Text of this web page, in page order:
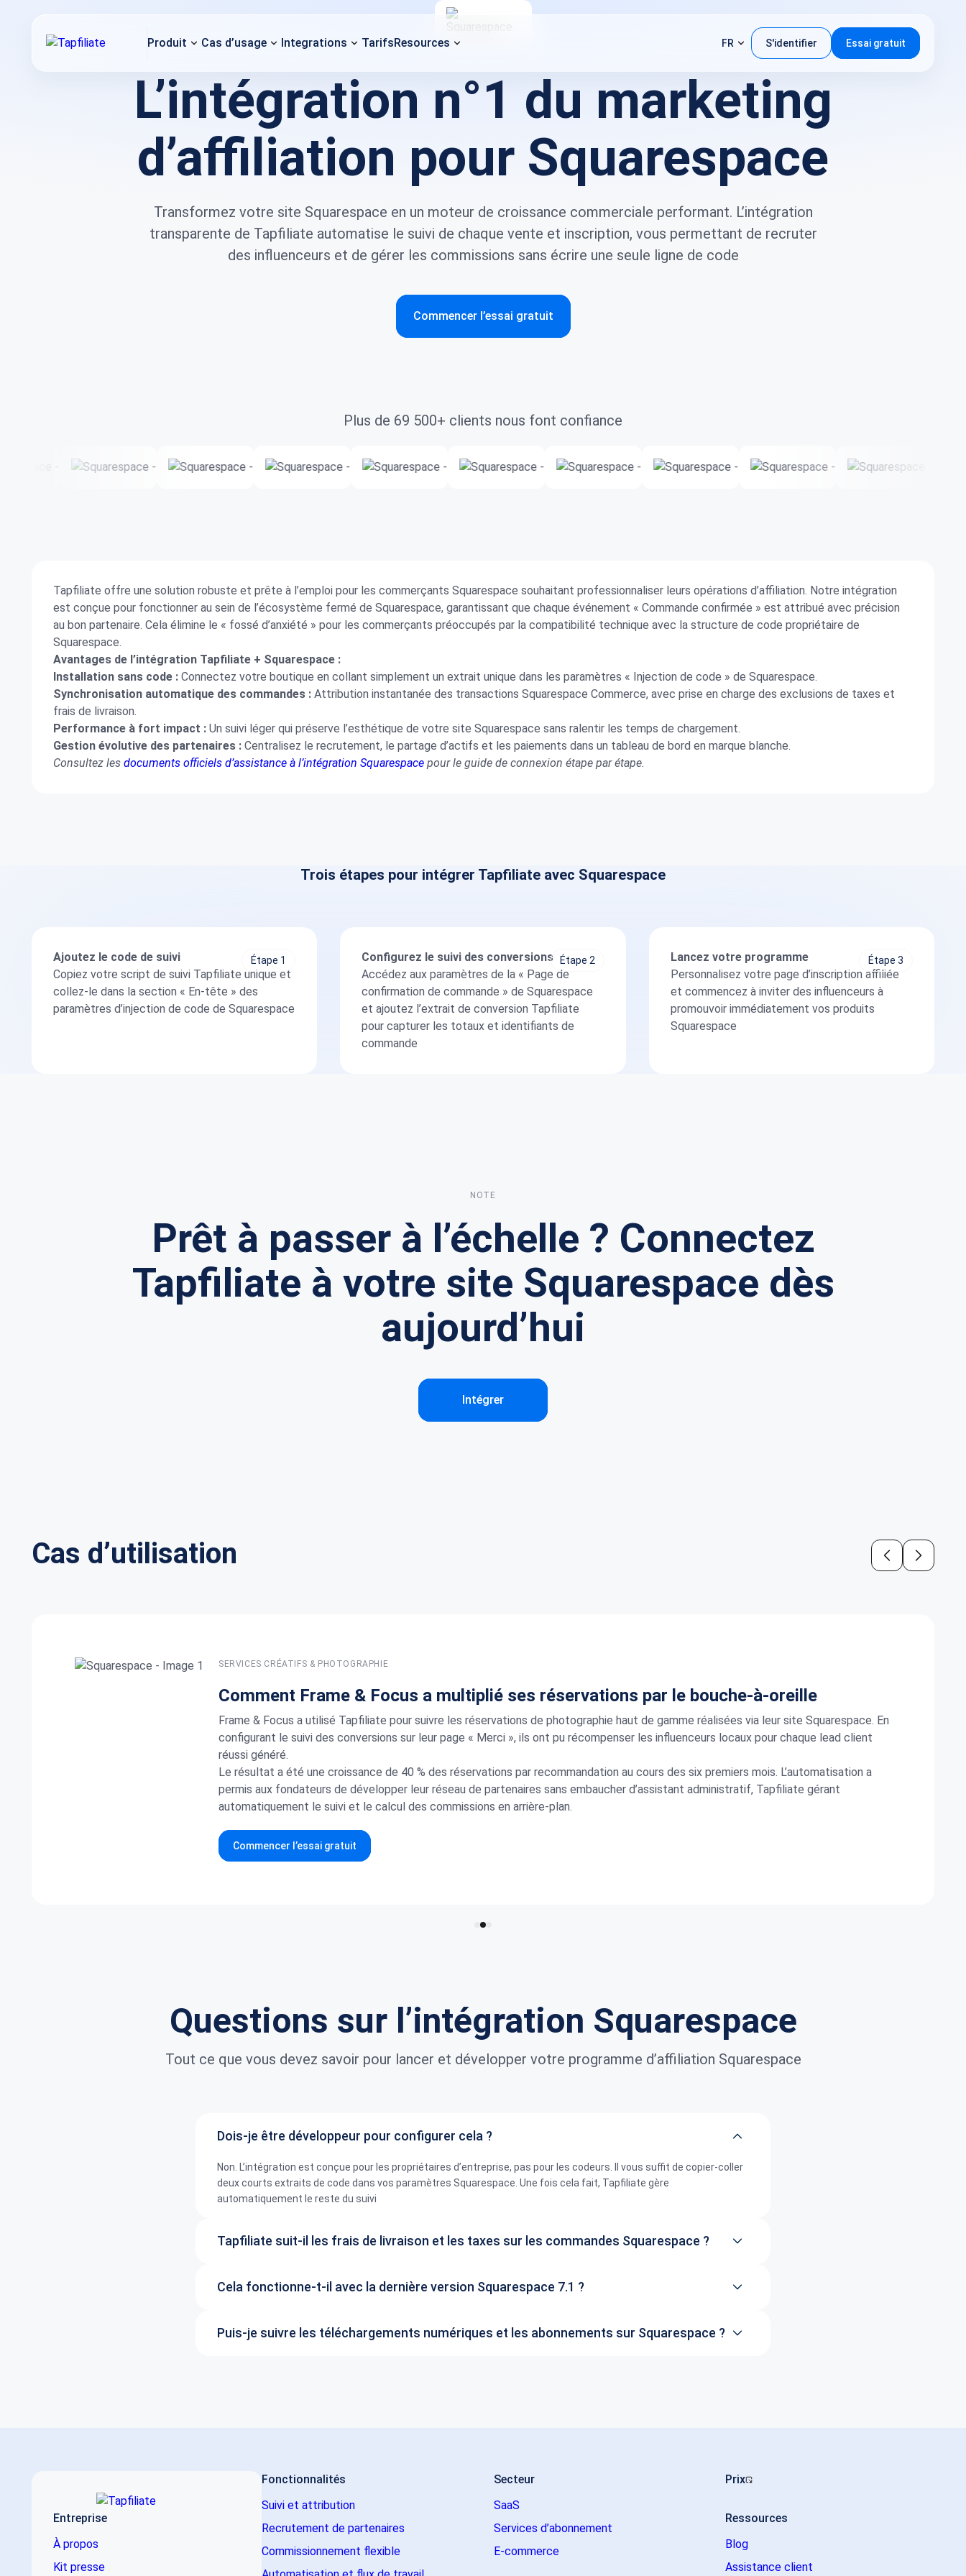
Produit Cas d’usage Integrations TarifsResources FR S'identifier Essai gratuit
L’intégration n°1 du marketing
d’affiliation pour Squarespace
Transformez votre site Squarespace en un moteur de croissance commerciale performant. L’intégration
transparente de Tapfiliate automatise le suivi de chaque vente et inscription, vous permettant de recruter
des influenceurs et de gérer les commissions sans écrire une seule ligne de code
Commencer l’essai gratuit
Plus de 69 500+ clients nous font confiance
Tapfiliate offre une solution robuste et prête à l’emploi pour les commerçants Squarespace souhaitant professionnaliser leurs opérations d’affiliation. Notre intégration
est conçue pour fonctionner au sein de l’écosystème fermé de Squarespace, garantissant que chaque événement « Commande confirmée » est attribué avec précision
au bon partenaire. Cela élimine le « fossé d’anxiété » pour les commerçants préoccupés par la compatibilité technique avec la structure de code propriétaire de
Squarespace.
Avantages de l’intégration Tapfiliate + Squarespace :
Installation sans code : Connectez votre boutique en collant simplement un extrait unique dans les paramètres « Injection de code » de Squarespace.
Synchronisation automatique des commandes : Attribution instantanée des transactions Squarespace Commerce, avec prise en charge des exclusions de taxes et
frais de livraison.
Performance à fort impact : Un suivi léger qui préserve l’esthétique de votre site Squarespace sans ralentir les temps de chargement.
Gestion évolutive des partenaires : Centralisez le recrutement, le partage d’actifs et les paiements dans un tableau de bord en marque blanche.
Consultez les documents officiels d’assistance à l’intégration Squarespace pour le guide de connexion étape par étape.
Trois étapes pour intégrer Tapfiliate avec Squarespace
Étape 1
Ajoutez le code de suivi
Copiez votre script de suivi Tapfiliate unique et
collez-le dans la section « En-tête » des
paramètres d’injection de code de Squarespace
Étape 2
Configurez le suivi des conversions
Accédez aux paramètres de la « Page de
confirmation de commande » de Squarespace
et ajoutez l’extrait de conversion Tapfiliate
pour capturer les totaux et identifiants de
commande
Étape 3
Lancez votre programme
Personnalisez votre page d’inscription affiliée
et commencez à inviter des influenceurs à
promouvoir immédiatement vos produits
Squarespace
NOTE
Prêt à passer à l’échelle ? Connectez
Tapfiliate à votre site Squarespace dès
aujourd’hui
Intégrer
Cas d’utilisation
SERVICES CRÉATIFS & PHOTOGRAPHIE
Comment Frame & Focus a multiplié ses réservations par le bouche-à-oreille
Frame & Focus a utilisé Tapfiliate pour suivre les réservations de photographie haut de gamme réalisées via leur site Squarespace. En
configurant le suivi des conversions sur leur page « Merci », ils ont pu récompenser les influenceurs locaux pour chaque lead client
réussi généré.
Le résultat a été une croissance de 40 % des réservations par recommandation au cours des six premiers mois. L’automatisation a
permis aux fondateurs de développer leur réseau de partenaires sans embaucher d’assistant administratif, Tapfiliate gérant
automatiquement le suivi et le calcul des commissions en arrière-plan.
Commencer l’essai gratuit
Questions sur l’intégration Squarespace
Tout ce que vous devez savoir pour lancer et développer votre programme d’affiliation Squarespace
Dois-je être développeur pour configurer cela ?
Non. L’intégration est conçue pour les propriétaires d’entreprise, pas pour les codeurs. Il vous suffit de copier-coller
deux courts extraits de code dans vos paramètres Squarespace. Une fois cela fait, Tapfiliate gère
automatiquement le reste du suivi
Tapfiliate suit-il les frais de livraison et les taxes sur les commandes Squarespace ?
Cela fonctionne-t-il avec la dernière version Squarespace 7.1 ?
Puis-je suivre les téléchargements numériques et les abonnements sur Squarespace ?
Entreprise
À propos
Kit presse
Fonctionnalités
Suivi et attribution
Recrutement de partenaires
Commissionnement flexible
Secteur
SaaS
Services d’abonnement
E-commerce
Prix
Ressources
Blog
Assistance client